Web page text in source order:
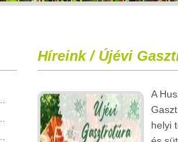
Híreink / Újévi
A
helyi